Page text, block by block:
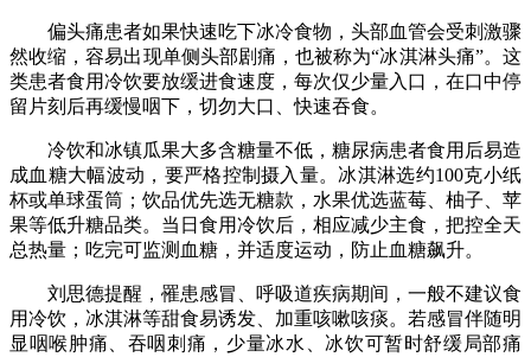
偏头痛患者如果快速吃下冰冷食物，头部血管会受刺激骤
然收缩，容易出现单侧头部剧痛，也被称为“冰淇淋头痛”。这
类患者食用冷饮要放缓进食速度，每次仅少量入口，在口中停
留片刻后再缓慢咽下，切勿大口、快速吞食。
冷饮和冰镇瓜果大多含糖量不低，糖尿病患者食用后易造
成血糖大幅波动，要严格控制摄入量。冰淇淋选约100克小纸
杯或单球蛋筒；饮品优先选无糖款，水果优选蓝莓、柚子、苹
果等低升糖品类。当日食用冷饮后，相应减少主食，把控全天
总热量；吃完可监测血糖，并适度运动，防止血糖飙升。
刘思德提醒，罹患感冒、呼吸道疾病期间，一般不建议食
用冷饮，冰淇淋等甜食易诱发、加重咳嗽咳痰。若感冒伴随明
显咽喉肿痛、吞咽刺痛，少量冰水、冰饮可暂时舒缓局部痛